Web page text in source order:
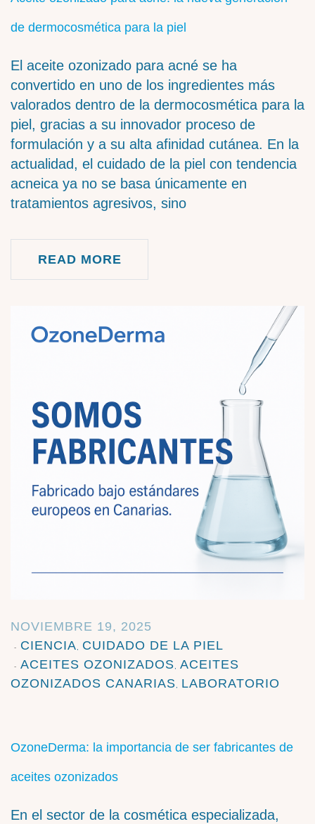
de dermocosmética para la piel
El aceite ozonizado para acné se ha
convertido en uno de los ingredientes más
valorados dentro de la dermocosmética para la
piel, gracias a su innovador proceso de
formulación y a su alta afinidad cutánea. En la
actualidad, el cuidado de la piel con tendencia
acneica ya no se basa únicamente en
tratamientos agresivos, sino
READ MORE
NOVIEMBRE 19, 2025
CIENCIA, CUIDADO DE LA PIEL
ACEITES OZONIZADOS, ACEITES
OZONIZADOS CANARIAS, LABORATORIO
OzoneDerma: la importancia de ser fabricantes de
aceites ozonizados
En el sector de la cosmética especializada,